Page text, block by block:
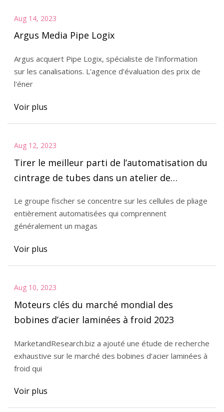
Aug 14, 2023
Argus Media Pipe Logix
Argus acquiert Pipe Logix, spécialiste de l'information
sur les canalisations. L'agence d'évaluation des prix de
l'éner
Voir plus
Aug 12, 2023
Tirer le meilleur parti de l’automatisation du
cintrage de tubes dans un atelier de
Le groupe fischer se concentre sur les cellules de pliage
entièrement automatisées qui comprennent
généralement un magas
Voir plus
Aug 10, 2023
Moteurs clés du marché mondial des
bobines d’acier laminées à froid 2023
MarketandResearch.biz a ajouté une étude de recherche
exhaustive sur le marché des bobines d’acier laminées à
froid qui
Voir plus